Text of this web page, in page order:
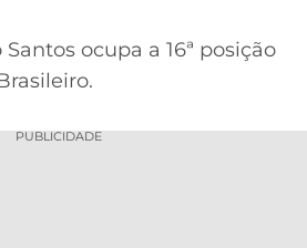
ocupa a 16ª posição
PUBLICIDADE